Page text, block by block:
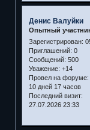
Денис Валуйки
Опытный
Зарегистрирован:
Приглашений: 0
Сообщений: 500
Уважение: +14
Провел на форуме:
10 дней 17 часов
Последний визит:
27.07.2026 23:33